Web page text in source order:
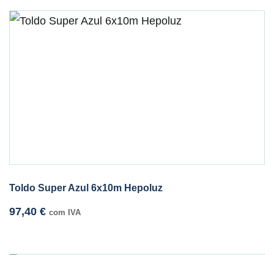
Toldo Super Azul 6x10m Hepoluz
97,40 € com IVA